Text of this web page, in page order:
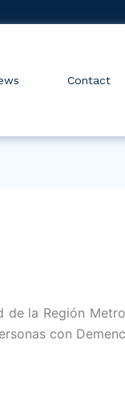
Contact
de la Región
con